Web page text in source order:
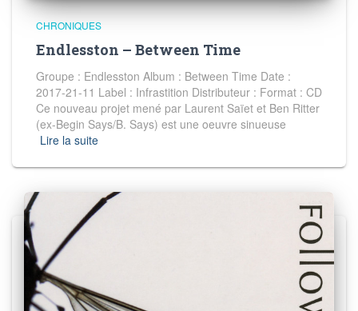
CHRONIQUES
Endlesston – Between Time
Groupe : Endlesston Album : Between Time Date :
2017-21-11 Label : Infrastition Distributeur : Format : CD
Ce nouveau projet mené par Laurent Saïet et Ben Ritter
(ex-Begin Says/B. Says) est une oeuvre sinueuse
Lire la suite